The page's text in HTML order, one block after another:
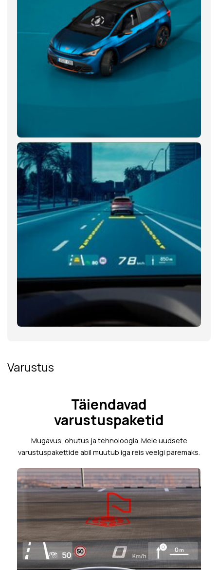
Varustus
Täiendavad
varustuspaketid
Mugavus, ohutus ja tehnoloogia. Meie uudsete
varustuspakettide abil muutub iga reis veelgi paremaks.